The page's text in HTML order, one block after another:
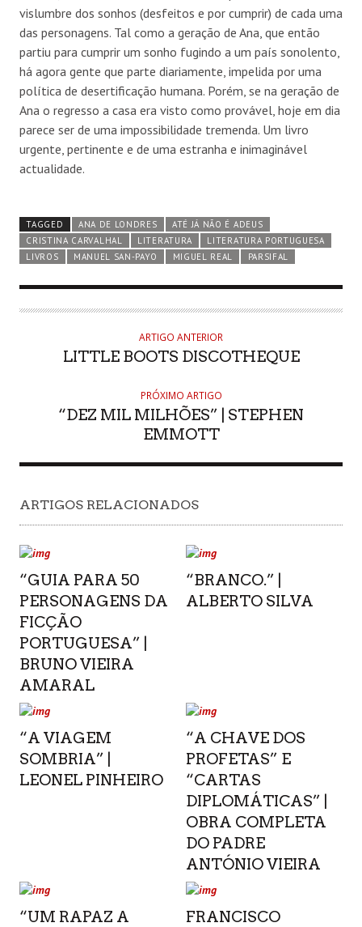
vislumbre dos sonhos (desfeitos e por cumprir) de cada uma
das personagens. Tal como a geração de Ana, que então
partiu para cumprir um sonho fugindo a um país sonolento,
há agora gente que parte diariamente, impelida por uma
política de desertificação humana. Porém, se na geração de
Ana o regresso a casa era visto como provável, hoje em dia
parece ser de uma impossibilidade tremenda. Um livro
urgente, pertinente e de uma estranha e inimaginável
actualidade.
TAGGED ANA DE LONDRES
ATÉ JÁ NÃO É ADEUS
CRISTINA CARVALHAL
LITERATURA
LITERATURA PORTUGUESA
LIVROS
MANUEL SAN-PAYO MIGUEL REAL PARSIFAL
ARTIGO ANTERIOR
LITTLE BOOTS DISCOTHEQUE
PRÓXIMO ARTIGO
“DEZ MIL MILHÕES” | STEPHEN
EMMOTT
ARTIGOS RELACIONADOS
“GUIA PARA 50
PERSONAGENS DA
FICÇÃO
PORTUGUESA” |
BRUNO VIEIRA
AMARAL
“BRANCO.” |
ALBERTO SILVA
“A VIAGEM
SOMBRIA” |
LEONEL PINHEIRO
“A CHAVE DOS
PROFETAS” E
“CARTAS
DIPLOMÁTICAS” |
OBRA COMPLETA
DO PADRE
ANTÓNIO VIEIRA
“UM RAPAZ A
FRANCISCO